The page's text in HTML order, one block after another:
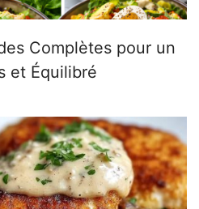
Complètes pour un
et Équilibré